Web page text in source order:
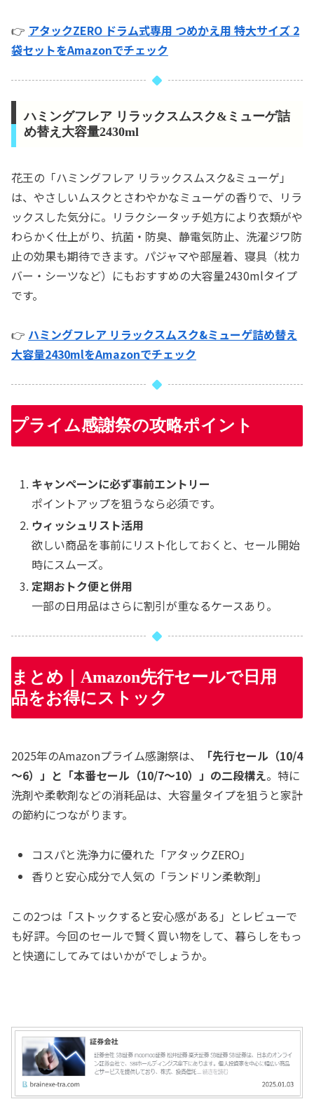
👉 アタックZERO ドラム式専用 つめかえ用 特大サイズ 2
袋セットをAmazonでチェック
ハミングフレア リラックスムスク&ミューゲ詰
め替え大容量2430ml
花王の「ハミングフレア リラックスムスク&ミューゲ」
は、やさしいムスクとさわやかなミューゲの香りで、リラ
ックスした気分に。リラクシータッチ処方により衣類がや
わらかく仕上がり、抗菌・防臭、静電気防止、洗濯ジワ防
止の効果も期待できます。パジャマや部屋着、寝具（枕カ
バー・シーツなど）にもおすすめの大容量2430mlタイプ
です。
👉 ハミングフレア リラックスムスク&ミューゲ詰め替え
大容量2430mlをAmazonでチェック
プライム感謝祭の攻略ポイント
キャンペーンに必ず事前エントリー
ポイントアップを狙うなら必須です。
ウィッシュリスト活用
欲しい商品を事前にリスト化しておくと、セール開始
時にスムーズ。
定期おトク便と併用
一部の日用品はさらに割引が重なるケースあり。
まとめ｜Amazon先行セールで日用
品をお得にストック
2025年のAmazonプライム感謝祭は、
「先行セール（10/4
～6）」と「本番セール（10/7～10）」の二段構え。特に
洗剤や柔軟剤などの消耗品は、大容量タイプを狙うと家計
の節約につながります。
コスパと洗浄力に優れた「アタックZERO」
香りと安心成分で人気の「ランドリン柔軟剤」
この2つは「ストックすると安心感がある」とレビューで
も好評。今回のセールで賢く買い物をして、暮らしをもっ
と快適にしてみてはいかがでしょうか。